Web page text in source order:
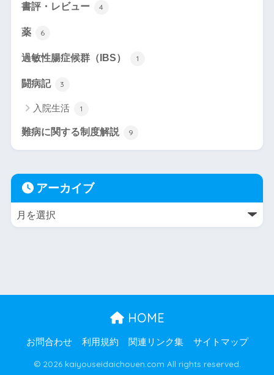
書評・レビュー 4
薬 6
過敏性腸症候群（IBS） 1
闘病記 3
入院生活 1
難病に関する制度解説 9
アーカイブ
HOME
お問合わせ 利用規約 関連リンク集 サイトマップ
© 2026 kaiyouseidaichouen.com All rights reserved.